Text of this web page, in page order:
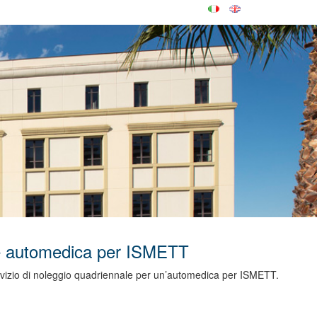
per ISMETT
di noleggio quadriennale per un’automedica per ISMETT.